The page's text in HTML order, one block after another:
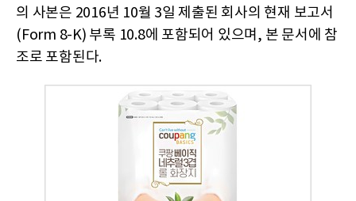
의 사본은 2016년 10월 3일 제출된 회사의 현재 보고서
(Form 8-K) 부록 10.8에 포함되어 있으며, 본 문서에 참
조로 포함된다.